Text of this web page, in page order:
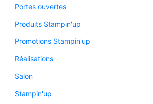
Portes ouvertes
Produits Stampin'up
Promotions Stampin'up
Réalisations
Salon
Stampin'up